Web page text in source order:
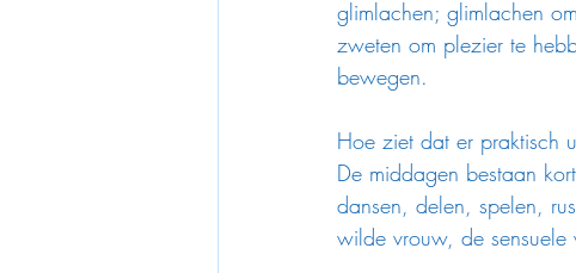
glimlachen; glimlachen
zweten om plezier te
bewegen.
Hoe ziet dat er praktisch
De middagen bestaan
dansen, delen, spelen,
wilde vrouw, de